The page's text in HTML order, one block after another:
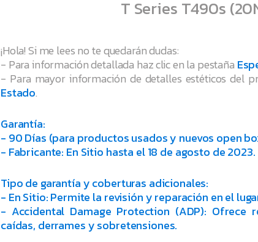
T Series T490s
¡Hola! Si me lees no te quedarán dudas:
- Para información detallada haz clic en la pestaña
- Para mayor información de detalles estéticos del
Estado.
Garantía:
- 90 Días (para productos usados y nuevos open
- Fabricante: En Sitio hasta el 18 de agosto de 2023.
Tipo de garantía y coberturas adicionales:
- En Sitio: Permite la revisión y reparación en el
- Accidental Damage Protection (ADP): Ofrece
caídas, derrames y sobretensiones.